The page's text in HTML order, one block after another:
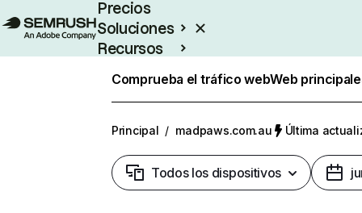
Precios
Soluciones
Recursos
Comprueba el tráfico webWeb
Principal / madpaws.com.au Última
Todos los dispositivos